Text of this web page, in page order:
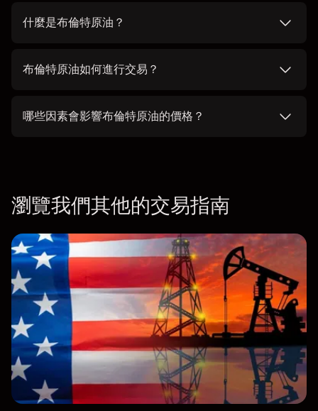
什麼是布倫特原油？
布倫特原油如何進行交易？
哪些因素會影響布倫特原油的價格？
瀏覽我們其他的交易指南